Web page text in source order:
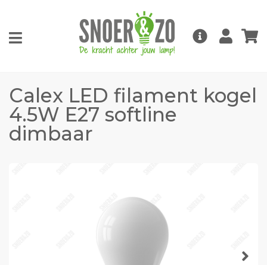
Calex LED filament kogel
4.5W E27 softline
dimbaar